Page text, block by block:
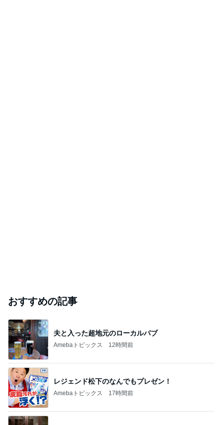
おすすめの記事
夫と入った超地元のローカルパブ
Amebaトピックス 12時間前
レジェンド松下のなんでもプレゼン！
Amebaトピックス 17時間前